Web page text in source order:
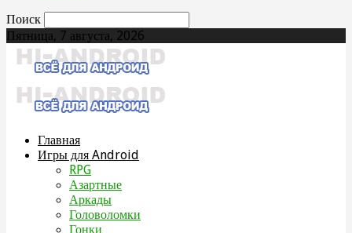
Поиск
Пятница, 7 августа, 2026
Главная
Игры для Android
RPG
Азартные
Аркады
Головоломки
Гонки